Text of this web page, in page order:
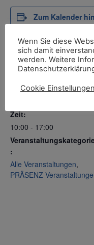
Zum Kalender
DETAILS
Samstag, 13. September
Zeit:
10:00 - 17:00
:
Alle Veranstaltungen,
PRÄSENZ
Wenn Sie diese
sich damit
werden. Weitere
Cookie Einstellungen